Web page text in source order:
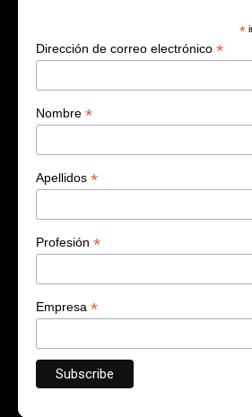
*
Dirección de correo electrónico *
Nombre *
Apellidos *
Profesión *
Empresa *